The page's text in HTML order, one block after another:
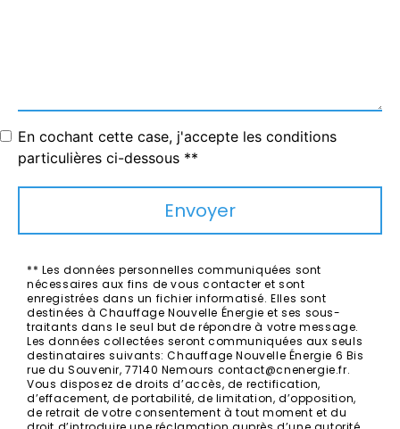
En cochant cette case, j'accepte les conditions
particulières ci-dessous **
Envoyer
** Les données personnelles communiquées sont
nécessaires aux fins de vous contacter et sont
enregistrées dans un fichier informatisé. Elles sont
destinées à Chauffage Nouvelle Énergie et ses sous-
traitants dans le seul but de répondre à votre message.
Les données collectées seront communiquées aux seuls
destinataires suivants: Chauffage Nouvelle Énergie 6 Bis
rue du Souvenir, 77140 Nemours contact@cnenergie.fr.
Vous disposez de droits d’accès, de rectification,
d’effacement, de portabilité, de limitation, d’opposition,
de retrait de votre consentement à tout moment et du